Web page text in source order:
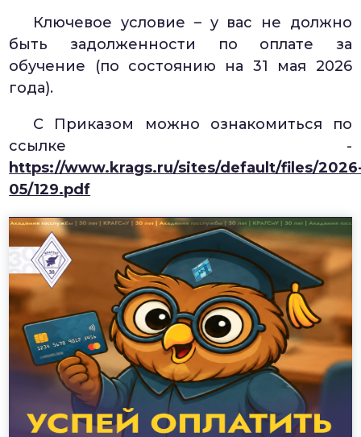
Ключевое условие – у вас не должно
быть задолженности по оплате за
обучение (по состоянию на 31 мая 2026
года).
С Приказом можно ознакомиться по
ссылке -
https://www.krags.ru/sites/default/files/
05/129.pdf